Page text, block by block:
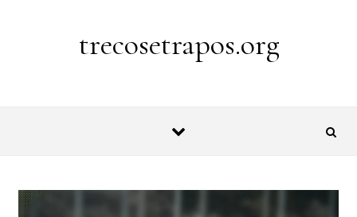
trecosetrapos.org